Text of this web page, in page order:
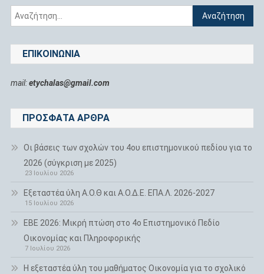
Αναζήτηση
για:
ΕΠΙΚΟΙΝΩΝΊΑ
mail:etychalas@gmail.com
ΠΡΌΣΦΑΤΑ ΆΡΘΡΑ
Οι βάσεις των σχολών του 4ου επιστημονικού πεδίου για το
2026 (σύγκριση με 2025)
23 Ιουλίου 2026
Εξεταστέα ύλη Α.Ο.Θ και Α.Ο.Δ.Ε. ΕΠΑ.Λ. 2026-2027
15 Ιουλίου 2026
ΕΒΕ 2026: Μικρή πτώση στο 4ο Επιστημονικό Πεδίο
Οικονομίας και Πληροφορικής
7 Ιουλίου 2026
H εξεταστέα ύλη του μαθήματος Οικονομία για το σχολικό